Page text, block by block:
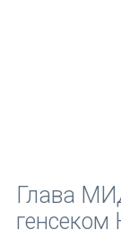
Глава
генсеком